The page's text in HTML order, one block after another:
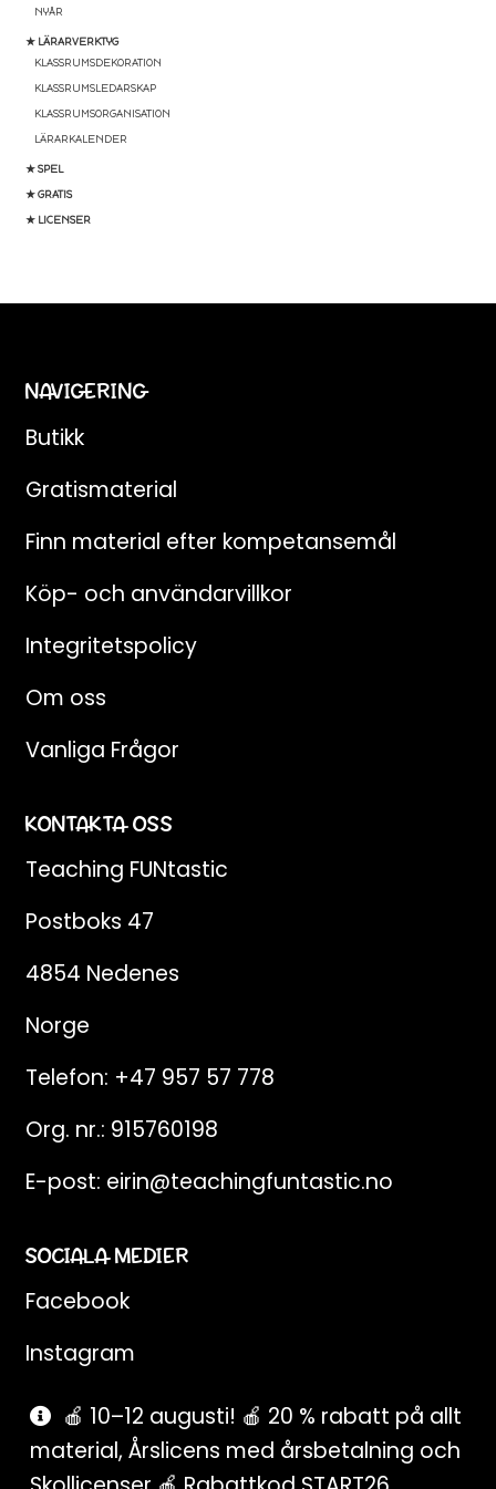
NYÅR
★ LÄRARVERKTYG
KLASSRUMSDEKORATION
KLASSRUMSLEDARSKAP
KLASSRUMSORGANISATION
LÄRARKALENDER
★ SPEL
★ GRATIS
★ LICENSER
NAVIGERING
Butikk
Gratismaterial
Finn material efter kompetansemål
Köp- och användarvillkor
Integritetspolicy
Om oss
Vanliga Frågor
KONTAKTA OSS
Teaching FUNtastic
Postboks 47
4854 Nedenes
Norge
Telefon: +47 957 57 778
Org. nr.: 915760198
E-post: eirin@teachingfuntastic.no
SOCIALA MEDIER
Facebook
Instagram
Pinterest
SnapChat
🍎 10–12 augusti! 🍎 20 % rabatt på allt
material, Årslicens med årsbetalning och